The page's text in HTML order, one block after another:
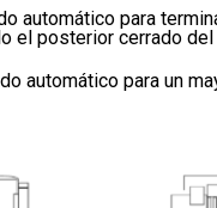
automático para
el posterior cerrado del
automático para un